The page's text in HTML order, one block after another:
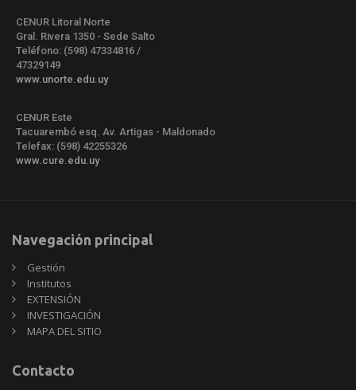
CENUR Litoral Norte
Gral. Rivera 1350 - Sede Salto
Teléfono: (598) 47334816 /
47329149
www.unorte.edu.uy
CENUR Este
Tacuarembó esq. Av. Artigas - Maldonado
Telefax: (598) 42255326
www.cure.edu.uy
Navegación principal
Gestión
Institutos
EXTENSIÓN
INVESTIGACIÓN
MAPA DEL SITIO
Contacto